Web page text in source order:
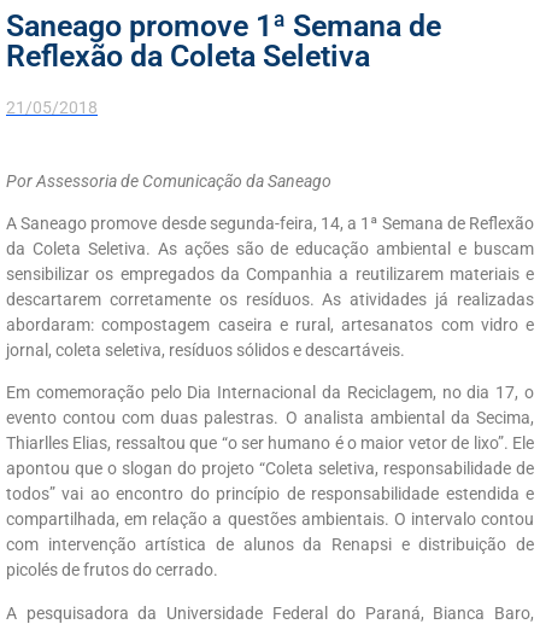
Saneago promove 1ª Semana de
Reflexão da Coleta Seletiva
21/05/2018
Por Assessoria de Comunicação da Saneago
A Saneago promove desde segunda-feira, 14, a 1ª Semana de Reflexão
da Coleta Seletiva. As ações são de educação ambiental e buscam
sensibilizar os empregados da Companhia a reutilizarem materiais e
descartarem corretamente os resíduos. As atividades já realizadas
abordaram: compostagem caseira e rural, artesanatos com vidro e
jornal, coleta seletiva, resíduos sólidos e descartáveis.
Em comemoração pelo Dia Internacional da Reciclagem, no dia 17, o
evento contou com duas palestras. O analista ambiental da Secima,
Thiarlles Elias, ressaltou que “o ser humano é o maior vetor de lixo”. Ele
apontou que o slogan do projeto “Coleta seletiva, responsabilidade de
todos” vai ao encontro do princípio de responsabilidade estendida e
compartilhada, em relação a questões ambientais. O intervalo contou
com intervenção artística de alunos da Renapsi e distribuição de
picolés de frutos do cerrado.
A pesquisadora da Universidade Federal do Paraná, Bianca Baro,